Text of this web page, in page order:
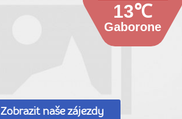
13℃
Gaborone
Zobrazit naše zájezdy